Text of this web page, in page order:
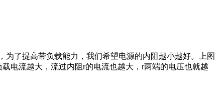
了提高带负载能力，我们希望电源的内阻越小越好。上图
电流越大，流过内阻r的电流也越大，r两端的电压也就越